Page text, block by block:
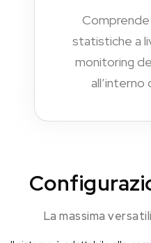
statistiche a
monitoring
all’interno
La massima